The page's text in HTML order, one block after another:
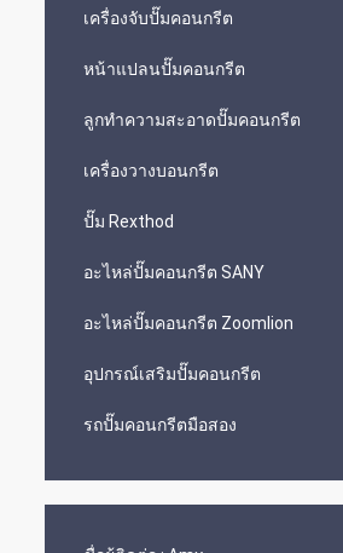
เครื่องจับปั๊มคอนกรีต
หน้าแปลนปั๊มคอนกรีต
ลูกทำความสะอาดปั๊มคอนกรีต
เครื่องวางบอนกรีต
ปั๊ม Rexthod
อะไหล่ปั๊มคอนกรีต SANY
อะไหล่ปั๊มคอนกรีต Zoomlion
อุปกรณ์เสริมปั๊มคอนกรีต
รถปั๊มคอนกรีตมือสอง